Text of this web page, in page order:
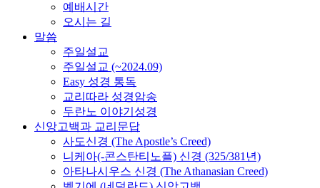
예배시간
오시는 길
말씀
주일설교
주일설교 (~2024.09)
Easy 성경 통독
교리따라 성경암송
두란노 이야기성경
신앙고백과 교리문답
사도신경 (The Apostle’s Creed)
니케아(-콘스탄티노플) 신경 (325/381년)
아타나시우스 신경 (The Athanasian Creed)